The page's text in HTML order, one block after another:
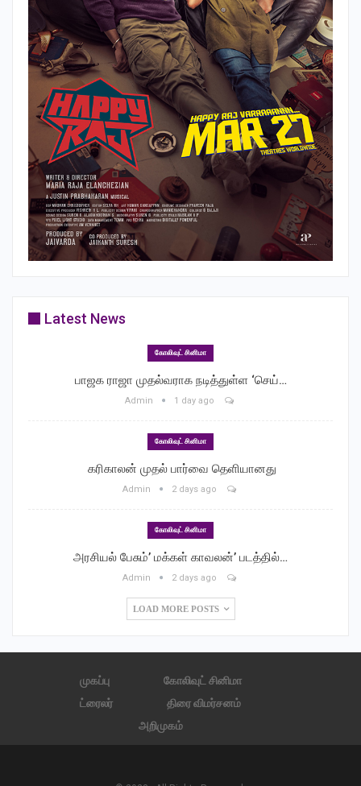
Latest News
கோலிவுட் சினிமா
பாஜக ராஜா முதல்வராக நடித்துள்ள ‘செய்…
Admin 1 day ago
கோலிவுட் சினிமா
‎ கரிகாலன் முதல் பார்வை தெளியானது
Admin 2 days ago
கோலிவுட் சினிமா
அரசியல் பேசும்’ மக்கள் காவலன்’ படத்தில்…
Admin 2 days ago
LOAD MORE POSTS
முகப்பு
கோலிவுட் சினிமா
ட்ரைலர்
திரை விமர்சனம்
அறிமுகம்